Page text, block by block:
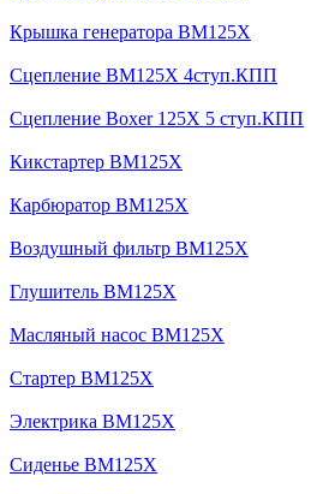
Крышка генератора BM125X
Сцепление BM125X 4ступ.КПП
Сцепление Boxer 125X 5 ступ.КПП
Кикстартер BM125X
Карбюратор BM125X
Воздушный фильтр BM125X
Глушитель BM125X
Масляный насос BM125X
Стартер BM125X
Электрика BM125X
Сиденье BM125X